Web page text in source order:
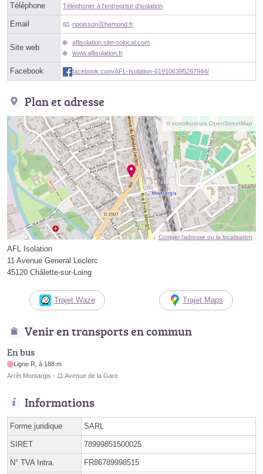
Téléphone Téléphoner à l'entreprise d'isolation
Email npoissonⓐhemond.fr
Site web
aflisolation.site-solocal.com
www.aflisolation.fr
Facebook facebook.com/AFL-Isolation-619106395267944/
Plan et adresse
© contributeurs OpenStreetMap
Corriger l’adresse ou la localisation
AFL Isolation
11 Avenue General Leclerc
45120 Châlette-sur-Loing
Trajet Waze Trajet Maps
Venir en transports en commun
En bus
Ligne R, à 188 m
Arrêt Montargis - 11 Avenue de la Gare
Informations
Forme juridique SARL
SIRET 78999851500025
N° TVA Intra. FR86789998515